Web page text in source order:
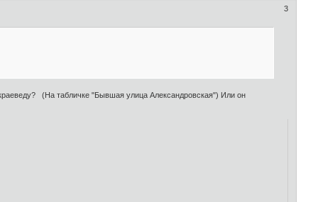
3
(На табличке "Бывшая улица Александровская") Или он